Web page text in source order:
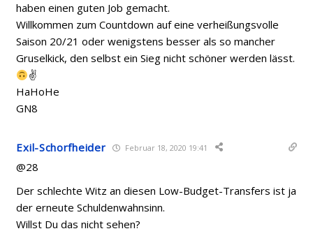
haben einen guten Job gemacht.
Willkommen zum Countdown auf eine verheißungsvolle
Saison 20/21 oder wenigstens besser als so mancher
Gruselkick, den selbst ein Sieg nicht schöner werden lässt.
✌
HaHoHe
GN8
Exil-Schorfheider Februar 18, 2020 19:41
@28
Der schlechte Witz an diesen Low-Budget-Transfers ist ja
der erneute Schuldenwahnsinn.
Willst Du das nicht sehen?